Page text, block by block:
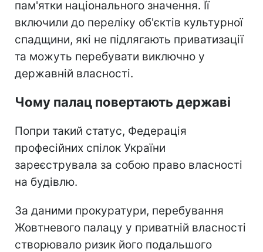
пам'ятки національного значення. Її
включили до переліку об'єктів культурної
спадщини, які не підлягають приватизації
та можуть перебувати виключно у
державній власності.
Чому палац повертають державі
Попри такий статус, Федерація
професійних спілок України
зареєструвала за собою право власності
на будівлю.
За даними прокуратури, перебування
Жовтневого палацу у приватній власності
створювало ризик його подальшого